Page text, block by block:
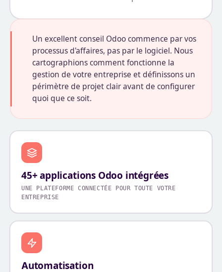
Un excellent conseil Odoo commence par vos
processus d'affaires, pas par le logiciel. Nous
cartographions comment fonctionne la
gestion de votre entreprise et définissons un
périmètre de projet clair avant de configurer
quoi que ce soit.
45+ applications Odoo intégrées
UNE PLATEFORME CONNECTÉE POUR TOUTE VOTRE
ENTREPRISE
Automatisation